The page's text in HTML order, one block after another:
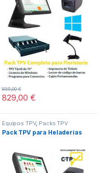
829,00€
859,00€
Equipos TPV, Packs TPV
Pack TPV para Heladerías